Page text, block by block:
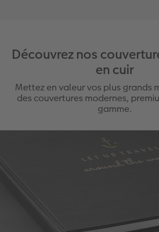
Découvrez nos
en cuir
Mettez en valeur vos plus grands
des couvertures modernes,
gamme.